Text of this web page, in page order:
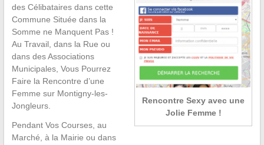
Rencontre Sexy avec une
Jolie Femme !
des Célibataires dans cette
Commune Située dans la
Somme ne Manquent Pas !
Au Travail, dans la Rue ou
dans des Associations
Municipales, Vous Pourrez
Faire la Rencontre d’une
Femme sur Montigny-les-
Jongleurs.
Pendant Vos Courses, au
Marché, à la Mairie ou dans